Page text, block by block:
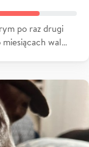
po raz drugi
miesiącach wal…